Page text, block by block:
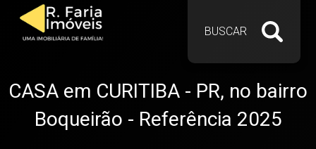
BUSCAR
CASA em CURITIBA - PR, no bairro
Boqueirão - Referência 2025